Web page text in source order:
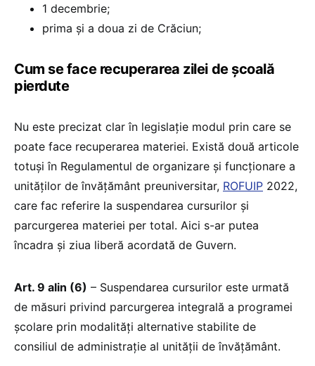
1 decembrie;
prima și a doua zi de Crăciun;
Cum se face recuperarea zilei de școală
pierdute
Nu este precizat clar în legislație modul prin care se
poate face recuperarea materiei. Există două articole
totuși în Regulamentul de organizare și funcționare a
unităților de învățământ preuniversitar, ROFUIP 2022,
care fac referire la suspendarea cursurilor și
parcurgerea materiei per total. Aici s-ar putea
încadra și ziua liberă acordată de Guvern.
Art. 9 alin (6) – Suspendarea cursurilor este urmată
de măsuri privind parcurgerea integrală a programei
şcolare prin modalităţi alternative stabilite de
consiliul de administraţie al unităţii de învăţământ.